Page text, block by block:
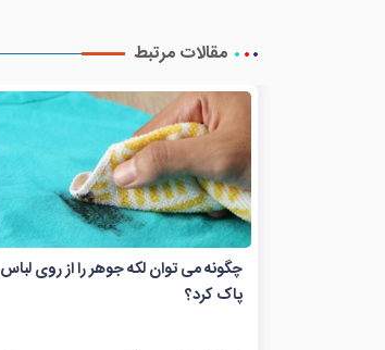
مقالات مرتبط
چگونه می توان لکه جوهر را از روی لباس
پاک کرد؟